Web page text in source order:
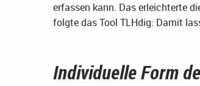
erfassen kann. Das erleichterte
folgte das Tool TLHdig: Damit
Individuelle Form